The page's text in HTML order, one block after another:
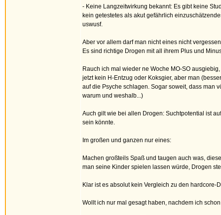
- Keine Langzeitwirkung bekannt: Es gibt keine
kein getestetes als akut gefährlich
uswusf.
Aber vor allem darf man nicht eines nicht
Es sind richtige Drogen mit all ihrem Plus und
Rauch ich mal wieder ne Woche MO-SO
jetzt kein H-Entzug oder Koksgier, aber man
auf die Psyche schlagen. Sogar soweit, dass man
warum und weshalb...)
Auch gilt wie bei allen Drogen: Suchtpotential ist
sein könnte.
Im großen und ganzen nur eines:
Machen großteils Spaß und taugen auch was,
man seine Kinder spielen lassen würde, Drogen
Klar ist es absolut kein Vergleich zu den
Wollt ich nur mal gesagt haben, nachdem ich